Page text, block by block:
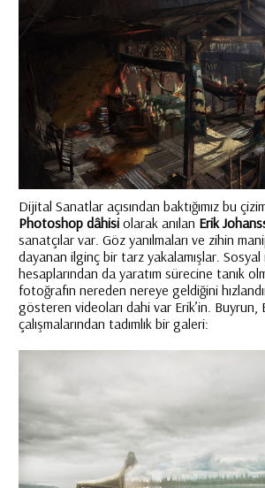
Dijital Sanatlar açısından baktığımız bu
Photoshop dâhisi olarak anılan Erik
sanatçılar var. Göz yanılmaları ve zihin
dayanan ilginç bir tarz yakalamışlar. Sosyal
hesaplarından da yaratım sürecine tanık
fotoğrafın nereden nereye geldiğini
gösteren videoları dahi var Erik’in. Buyrun,
çalışmalarından tadımlık bir galeri: